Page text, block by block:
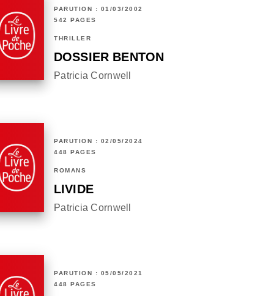
PARUTION : 01/03/2002
542 PAGES
THRILLER
DOSSIER BENTON
Patricia Cornwell
PARUTION : 02/05/2024
448 PAGES
ROMANS
LIVIDE
Patricia Cornwell
PARUTION : 05/05/2021
448 PAGES